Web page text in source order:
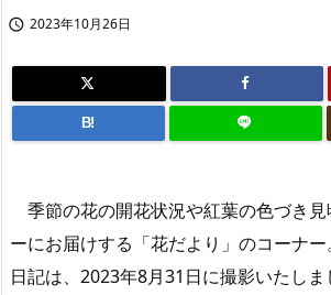
 2023年10月26日
B!
季節の花の開花状況や紅葉の色づき見
ーにお届けする「花だより」のコーナー
日記は、2023年8月31日に撮影いたし